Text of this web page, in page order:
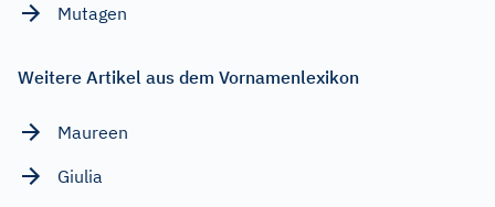
Mutagen
Weitere Artikel aus dem Vornamenlexikon
Maureen
Giulia